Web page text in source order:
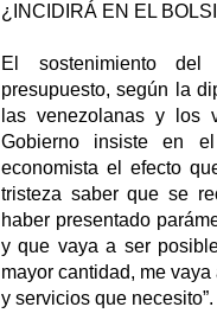
¿INCIDIRÁ EN EL
El sostenimiento
presupuesto, según la
las venezolanas y los
Gobierno insiste en
economista el efecto
tristeza saber que se
haber presentado
y que vaya a ser
mayor cantidad, me
y servicios que necesito”.